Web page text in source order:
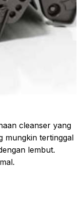
cleanser yang
mungkin tertinggal
lembut.